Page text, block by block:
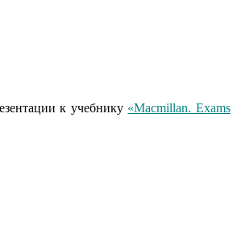
к учебнику «Macmillan. Exams